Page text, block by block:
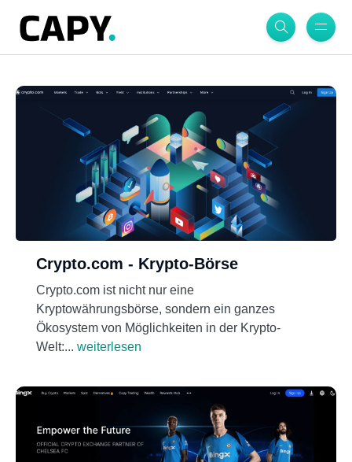
Crypto.com - Krypto-Börse
Crypto.com ist nicht nur eine
Kryptowährungsbörse, sondern ein ganzes
Ökosystem von Möglichkeiten in der Krypto-
Welt:... weiterlesen